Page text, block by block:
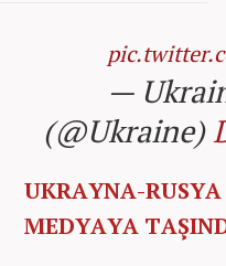
—
(@Ukraine)
UKRAYNA-
MEDYAYA